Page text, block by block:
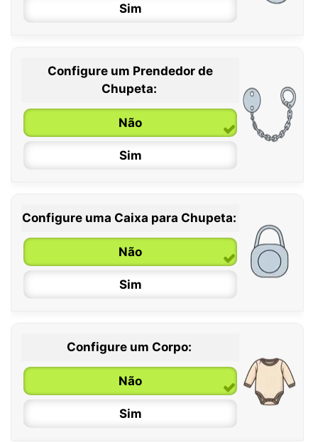
Sim
0 / 6 meses
6 / 36 meses
Configure um Prendedor de
Chupeta:
Não
Sim
Configure uma Caixa para Chupeta:
Não
Sim
Configure um Corpo:
Não
Sim